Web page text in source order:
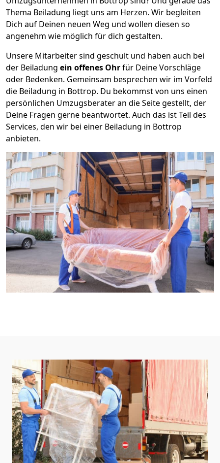
Thema Beiladung liegt uns am Herzen. Wir begleiten
Dich auf Deinen neuen Weg und wollen diesen so
angenehm wie möglich für dich gestalten.
Unsere Mitarbeiter sind geschult und haben auch bei
der Beiladung ein offenes Ohrfür Deine Vorschläge
oder Bedenken. Gemeinsam besprechen wir im Vorfeld
die Beiladung in Bottrop. Du bekommst von uns einen
persönlichen Umzugsberater an die Seite gestellt, der
Deine Fragen gerne beantwortet. Auch das ist Teil des
Services, den wir bei einer Beiladung in Bottrop
anbieten.